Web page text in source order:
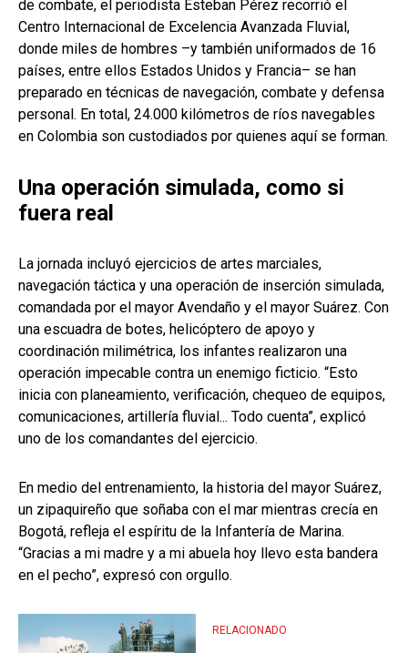
de combate, el periodista Esteban Pérez recorrió el
Centro Internacional de Excelencia Avanzada Fluvial,
donde miles de hombres –y también uniformados de 16
países, entre ellos Estados Unidos y Francia– se han
preparado en técnicas de navegación, combate y defensa
personal. En total, 24.000 kilómetros de ríos navegables
en Colombia son custodiados por quienes aquí se forman.
Una operación simulada, como si
fuera real
La jornada incluyó ejercicios de artes marciales,
navegación táctica y una operación de inserción simulada,
comandada por el mayor Avendaño y el mayor Suárez. Con
una escuadra de botes, helicóptero de apoyo y
coordinación milimétrica, los infantes realizaron una
operación impecable contra un enemigo ficticio. “Esto
inicia con planeamiento, verificación, chequeo de equipos,
comunicaciones, artillería fluvial... Todo cuenta”, explicó
uno de los comandantes del ejercicio.
En medio del entrenamiento, la historia del mayor Suárez,
un zipaquireño que soñaba con el mar mientras crecía en
Bogotá, refleja el espíritu de la Infantería de Marina.
“Gracias a mi madre y a mi abuela hoy llevo esta bandera
en el pecho”, expresó con orgullo.
RELACIONADO